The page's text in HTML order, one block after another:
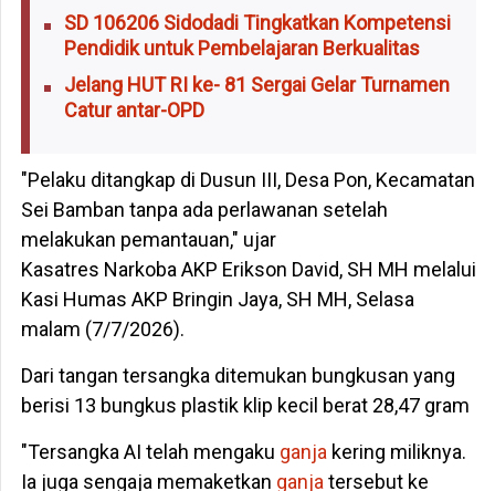
SD 106206 Sidodadi Tingkatkan Kompetensi
Pendidik untuk Pembelajaran Berkualitas
Jelang HUT RI ke- 81 Sergai Gelar Turnamen
Catur antar-OPD
"Pelaku ditangkap di Dusun III, Desa Pon, Kecamatan
Sei Bamban tanpa ada perlawanan setelah
melakukan pemantauan," ujar
Kasatres Narkoba AKP Erikson David, SH MH melalui
Kasi Humas AKP Bringin Jaya, SH MH, Selasa
malam (7/7/2026).
Dari tangan tersangka ditemukan bungkusan yang
berisi 13 bungkus plastik klip kecil berat 28,47 gram
"Tersangka AI telah mengaku ganja kering miliknya.
Ia juga sengaja memaketkan ganja tersebut ke